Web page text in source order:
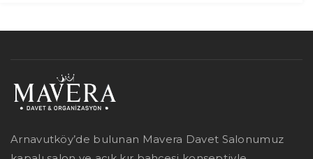
Arnavutköy’de bulunan Mavera Davet Salonumuz